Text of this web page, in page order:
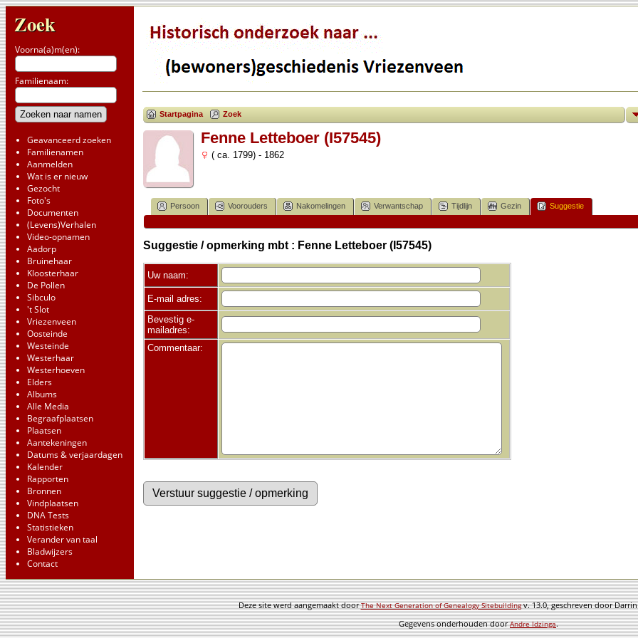
Zoek
Voorna(a)m(en):
Familienaam:
Geavanceerd zoeken
Familienamen
Aanmelden
Wat is er nieuw
Gezocht
Foto's
Documenten
(Levens)Verhalen
Video-opnamen
Aadorp
Bruinehaar
Kloosterhaar
De Pollen
Sibculo
't Slot
Vriezenveen
Oosteinde
Westeinde
Westerhaar
Westerhoeven
Elders
Albums
Alle Media
Begraafplaatsen
Plaatsen
Aantekeningen
Datums & verjaardagen
Kalender
Rapporten
Bronnen
Vindplaatsen
DNA Tests
Statistieken
Verander van taal
Bladwijzers
Contact
Startpagina Zoek
Fenne Letteboer (I57545)
( ca. 1799) - 1862
Persoon Voorouders Nakomelingen Verwantschap Tijdlijn Gezin Suggestie
Suggestie / opmerking mbt : Fenne Letteboer (I57545)
Uw naam:
E-mail adres:
Bevestig e-
mailadres:
Commentaar:
Deze site werd aangemaakt doorThe Next Generation of Genealogy Sitebuildingv. 13.0, geschreven door
Gegevens onderhouden doorAndre Idzinga.